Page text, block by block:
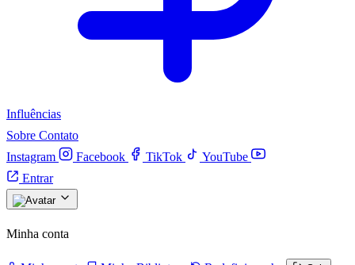
Influências
Sobre Contato
Instagram
Facebook TikTok
YouTube
Entrar
Minha conta